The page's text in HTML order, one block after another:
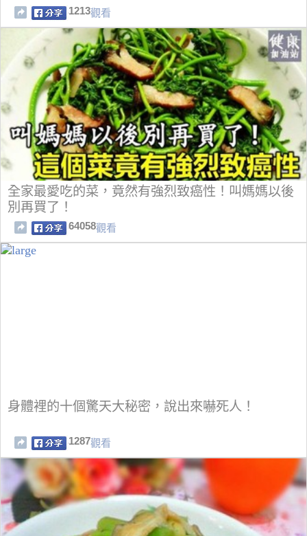
1213觀看
全家最愛吃的菜，竟然有強烈致癌性！叫媽媽以後
別再買了！
64058觀看
身體裡的十個驚天大秘密，說出來嚇死人！
1287觀看